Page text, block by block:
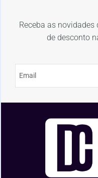
Receba as novidades
de desconto